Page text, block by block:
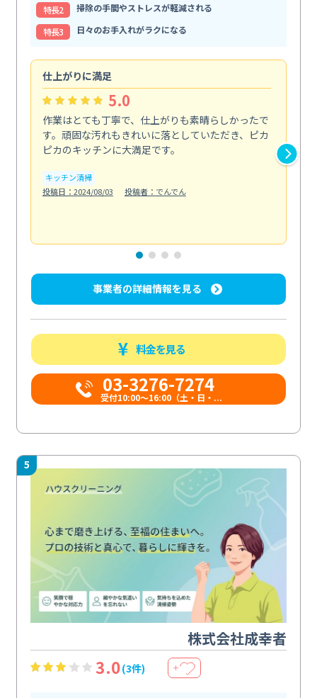
特⻑2
掃除の手間やストレスが軽減される
特⻑3
日々のお手入れがラクになる
仕上がりに満足
5.0
作業はとても丁寧で、仕上がりも素晴らしかったで
す。頑固な汚れもきれいに落としていただき、ピカ
ピカのキッチンに大満足です。
キッチン清掃
投稿日：2024/08/03
投稿者：でんでん
事業者の詳細情報を見る
料金を見る
03-3276-7274
受付10:00〜16:00（土・日・...
5
株式会社成幸者
3.0(3件) ＋